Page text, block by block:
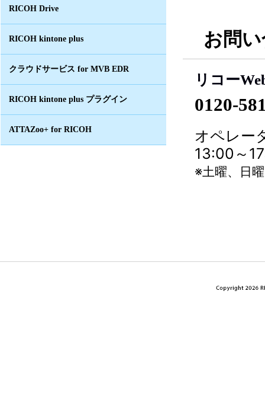
RICOH Drive
RICOH kintone plus
クラウドサービス for MVB EDR
RICOH kintone plus プラグイン
ATTAZoo+ for RICOH
お問
リコー
0120-
オペレー
13:00～
※土曜、日